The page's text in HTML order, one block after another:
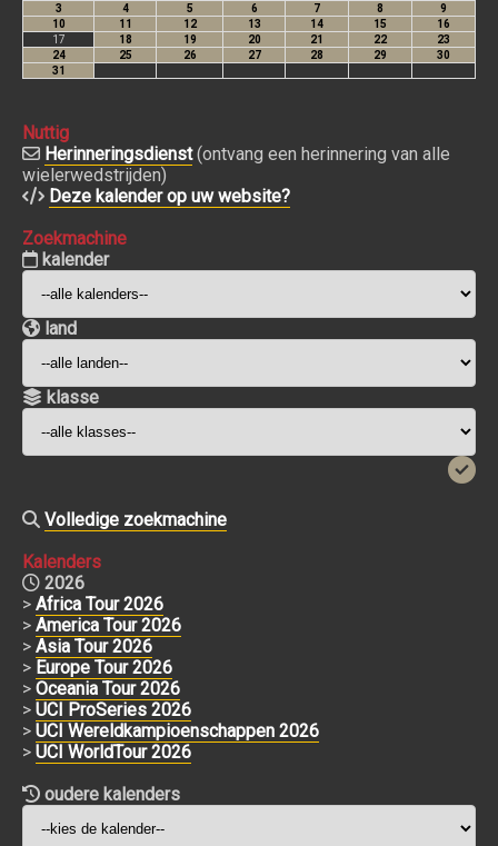
Nuttig
Herinneringsdienst(ontvang een herinnering van alle
wielerwedstrijden)
Deze kalender op uw website?
Zoekmachine
kalender
land
klasse
Volledige zoekmachine
Kalenders
2026
> Africa Tour 2026
> America Tour 2026
> Asia Tour 2026
> Europe Tour 2026
> Oceania Tour 2026
> UCI ProSeries 2026
> UCI Wereldkampioenschappen 2026
> UCI WorldTour 2026
oudere kalenders